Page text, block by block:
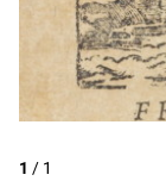
1 / 1